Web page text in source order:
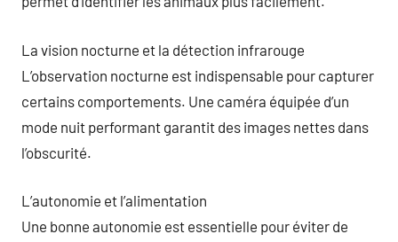
La vision nocturne et la détection infrarouge
L’observation nocturne est indispensable pour capturer
certains comportements. Une caméra équipée d’un
mode nuit performant garantit des images nettes dans
l’obscurité.
L’autonomie et l’alimentation
Une bonne autonomie est essentielle pour éviter de